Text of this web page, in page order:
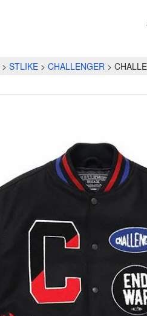
STLIKE CHALLENGER